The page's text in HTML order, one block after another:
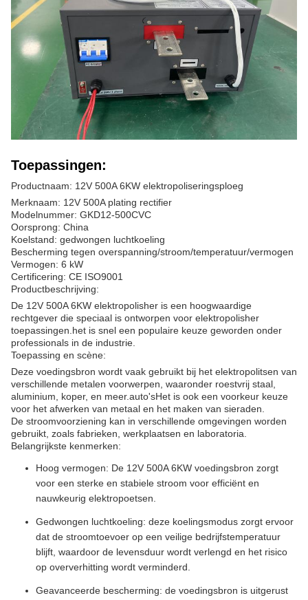
Toepassingen:
Productnaam: 12V 500A 6KW elektropoliseringsploeg
Merknaam: 12V 500A plating rectifier
Modelnummer: GKD12-500CVC
Oorsprong: China
Koelstand: gedwongen luchtkoeling
Bescherming tegen overspanning/stroom/temperatuur/vermogen
Vermogen: 6 kW
Certificering: CE ISO9001
Productbeschrijving:
De 12V 500A 6KW elektropolisher is een hoogwaardige
rechtgever die speciaal is ontworpen voor elektropolisher
toepassingen.het is snel een populaire keuze geworden onder
professionals in de industrie.
Toepassing en scène:
Deze voedingsbron wordt vaak gebruikt bij het elektropolitsen van
verschillende metalen voorwerpen, waaronder roestvrij staal,
aluminium, koper, en meer.auto'sHet is ook een voorkeur keuze
voor het afwerken van metaal en het maken van sieraden.
De stroomvoorziening kan in verschillende omgevingen worden
gebruikt, zoals fabrieken, werkplaatsen en laboratoria.
Belangrijkste kenmerken:
Hoog vermogen: De 12V 500A 6KW voedingsbron zorgt
voor een sterke en stabiele stroom voor efficiënt en
nauwkeurig elektropoetsen.
Gedwongen luchtkoeling: deze koelingsmodus zorgt ervoor
dat de stroomtoevoer op een veilige bedrijfstemperatuur
blijft, waardoor de levensduur wordt verlengd en het risico
op oververhitting wordt verminderd.
Geavanceerde bescherming: de voedingsbron is uitgerust